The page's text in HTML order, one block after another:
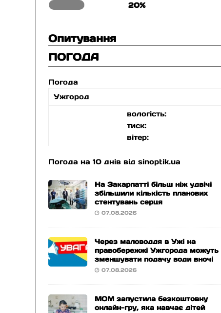
20%
Опитування
ПОГОДА
Погода
Ужгород
вологість:
тиск:
вітер:
Погода на 10 днів відsinoptik.ua
На Закарпатті більш ніж удвічі
збільшили кількість планових
стентувань серця
07.08.2026
Через маловоддя в Ужі на
правобережжі Ужгорода можуть
зменшувати подачу води вночі
07.08.2026
МОМ запустила безкоштовну
онлайн-гру, яка навчає дітей